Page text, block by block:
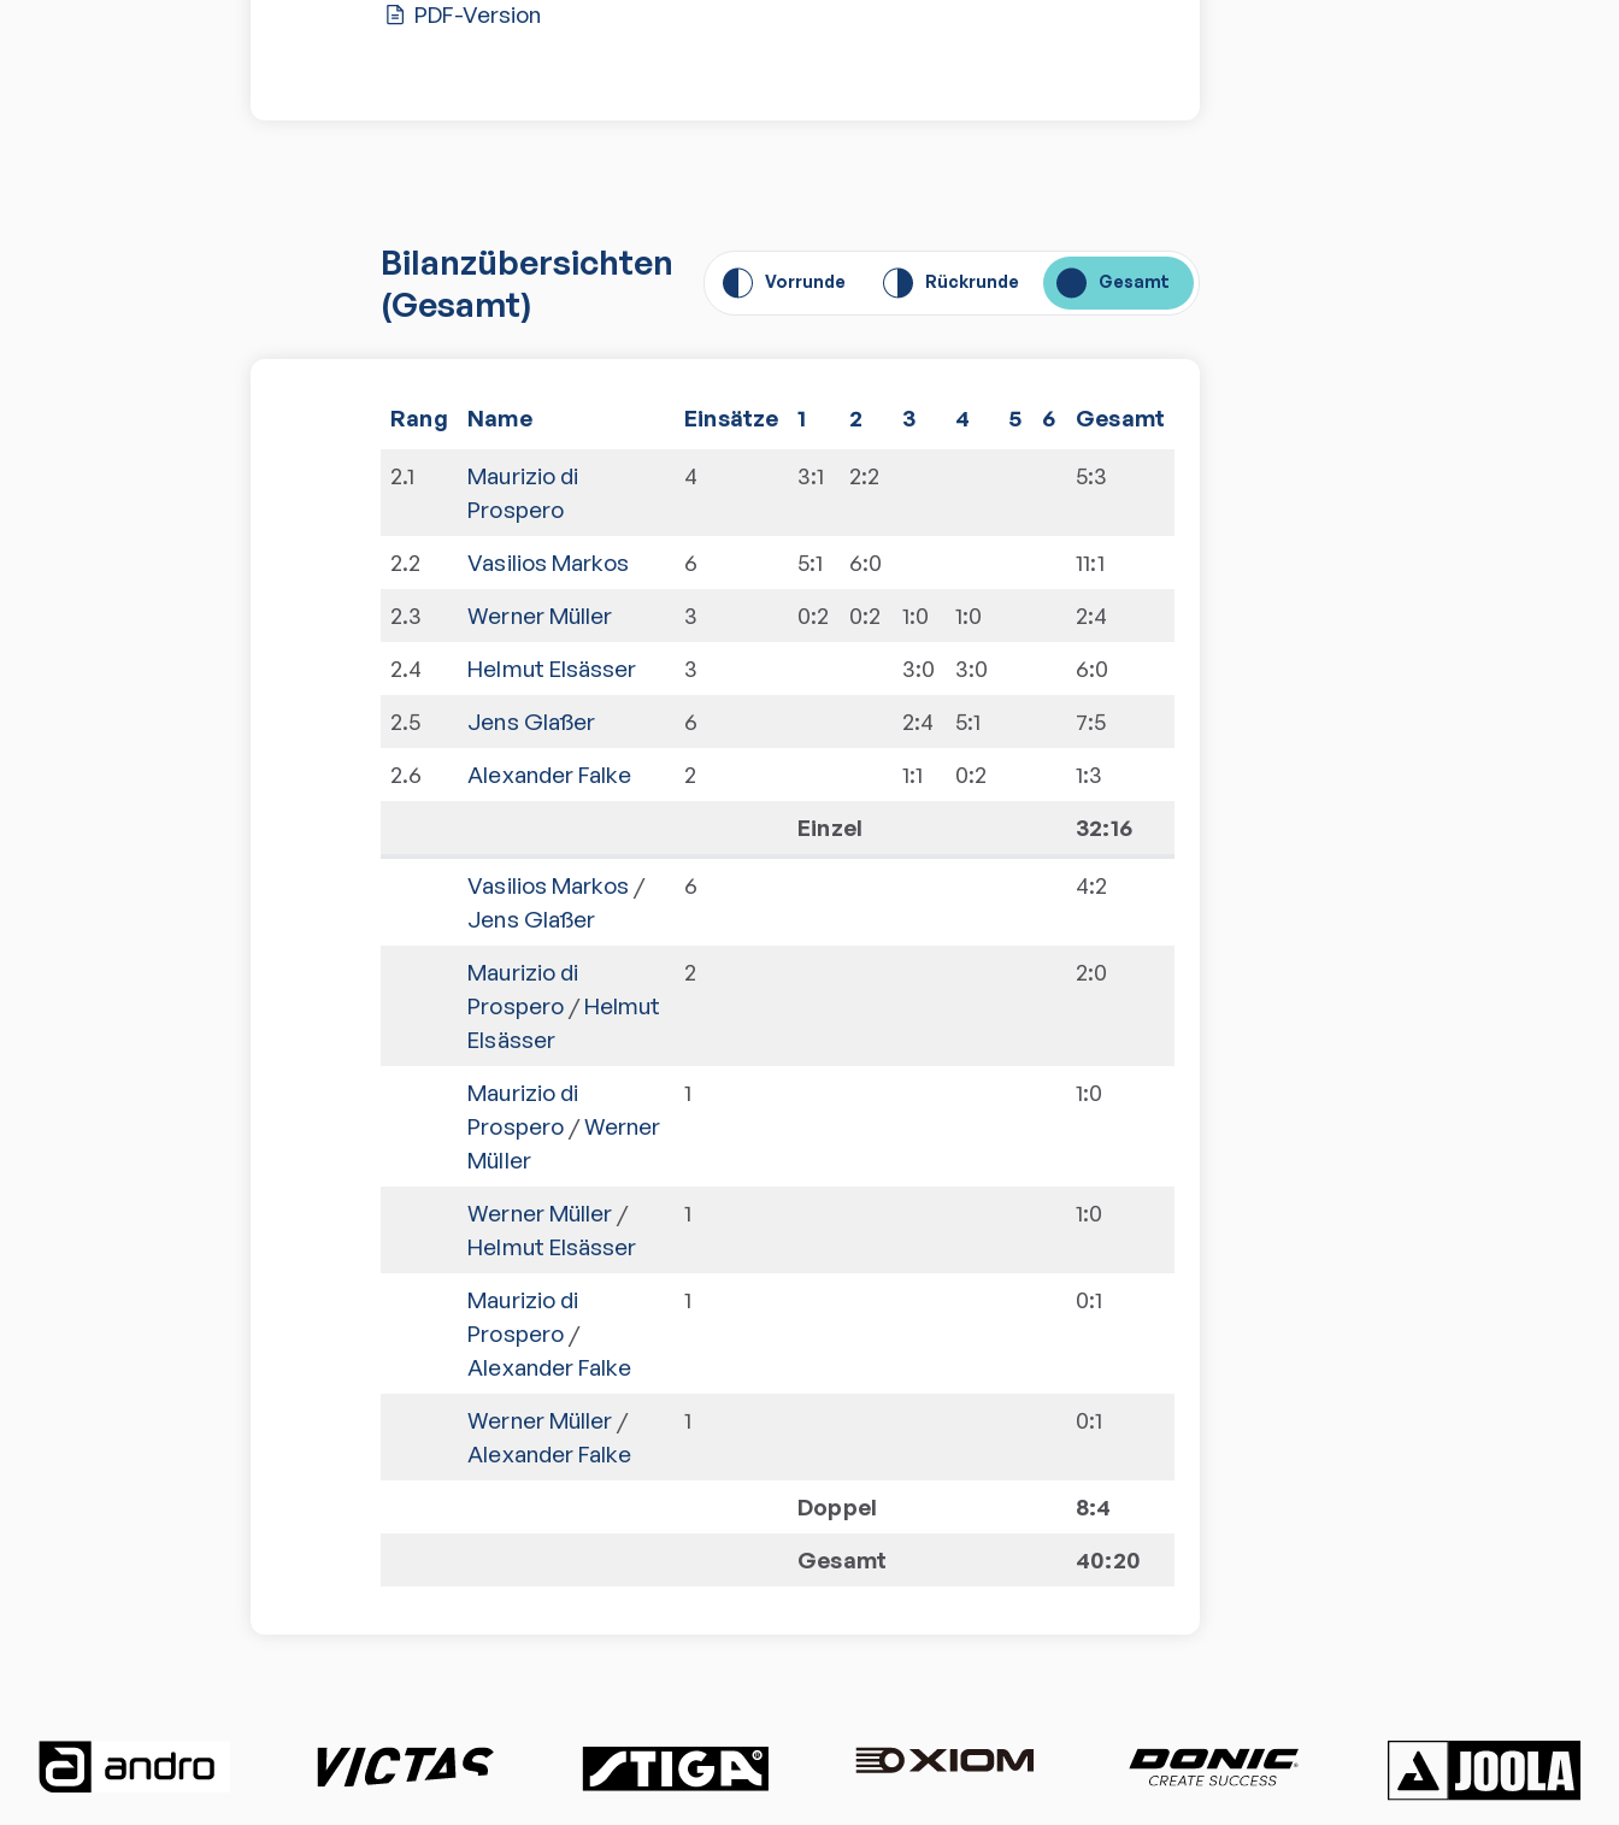
PDF-Version
Bilanzübersichten
(Gesamt)
Vorrunde Rückrunde Gesamt
Rang Name Einsätze 1 2 3 4 5 6 Gesamt
2.1
Maurizio di
Prospero
4 3:1 2:2 5:3
2.2 Vasilios Markos 6 5:1 6:0 11:1
2.3 Werner Müller 3 0:2 0:2 1:0 1:0 2:4
2.4 Helmut Elsässer 3 3:0 3:0 6:0
2.5 Jens Glaßer 6 2:4 5:1 7:5
2.6 Alexander Falke 2 1:1 0:2 1:3
Einzel
32:16
Vasilios Markos /
Jens Glaßer
6 4:2
Maurizio di
Prospero/Helmut
Elsässer
2 2:0
Maurizio di
Prospero/Werner
Müller
1 1:0
Werner Müller /
Helmut Elsässer
1 1:0
Maurizio di
Prospero/
Alexander Falke
1 0:1
Werner Müller /
Alexander Falke
1 0:1
Doppel
8:4
Gesamt
40:20